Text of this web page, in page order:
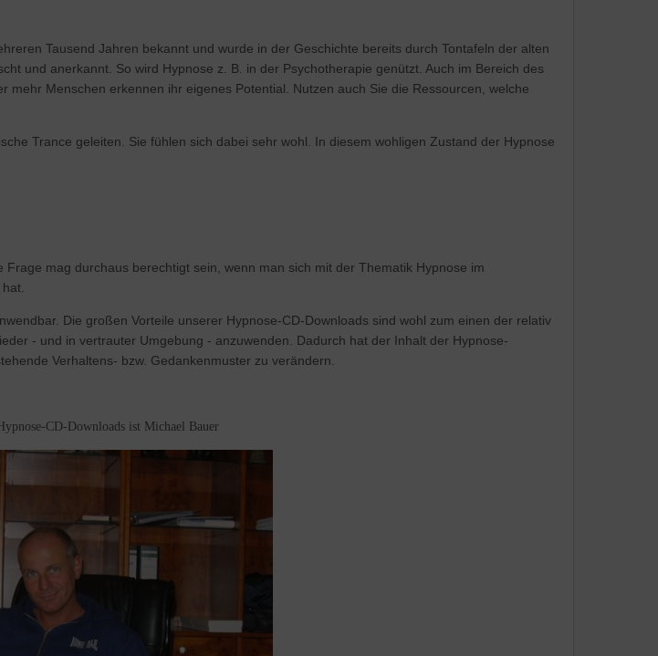
Tausend Jahren bekannt und wurde in der Geschichte bereits durch Tontafeln der alten
und anerkannt. So wird Hypnose z. B. in der Psychotherapie genützt. Auch im Bereich des
Menschen erkennen ihr eigenes Potential. Nutzen auch Sie die Ressourcen, welche
Trance geleiten. Sie fühlen sich dabei sehr wohl. In diesem wohligen Zustand der Hypnose
mag durchaus berechtigt sein, wenn man sich mit der Thematik Hypnose im
Die großen Vorteile unserer Hypnose-CD-Downloads sind wohl zum einen der relativ
- und in vertrauter Umgebung - anzuwenden. Dadurch hat der Inhalt der Hypnose-
Verhaltens- bzw. Gedankenmuster zu verändern.
CD-Downloads ist Michael Bauer